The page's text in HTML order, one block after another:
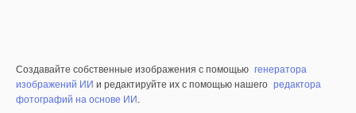
Создавайте собственные изображения с помощью генератора
изображений ИИ и редактируйте их с помощью нашего редактора
фотографий на основе ИИ.